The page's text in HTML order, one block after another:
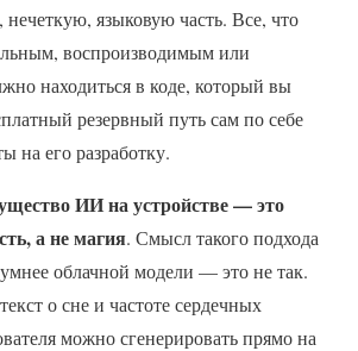
языковую часть. Все, что
воспроизводимым или
находиться в коде, который вы
резервный путь сам по себе
на его разработку.
ИИ на устройстве — это
а не магия. Смысл такого подхода
облачной модели — это не так.
о сне и частоте сердечных
можно сгенерировать прямо на